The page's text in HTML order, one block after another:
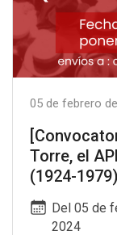
05 de febrero
Torre, el
(1924-1979)
Del 05 de
2024